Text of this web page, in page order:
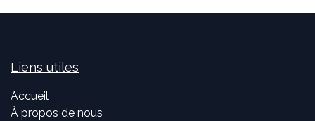
Liens utiles
Accueil
À propos de nous